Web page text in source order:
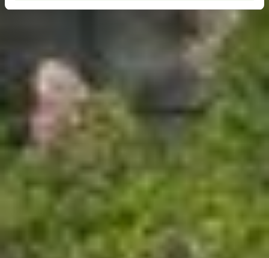
erhobenen Daten in den USA durch Google und
Indem Sie auf "Gerne Alle annehmen" oder
Präferenzen, Statistiken oder Marketing ankreuzen und
auf „Auswahl manuell festlegen“ klicken, willigen Sie
zugleich gem. Art. 49 Abs. 1 S. 1 lit. a DSGVO ein, dass
Ihre Daten in den USA verarbeitet werden. Die USA
werden vom Europäischen Gerichtshof als ein Land mit
einem nach EU-Standards unzureichendem
Datenschutzniveau eingeschätzt. Es besteht
insbesondere das Risiko, dass Ihre Daten durch US-
Behörden, zu Kontroll- und zu Überwachungszwecken,
möglicherweise auch ohne Rechtsbehelfsmöglichkeiten,
manuell festlegen" klicken und keine der optionalen
Boxen (Präferenzen, Statistiken oder Marketing
ausgewählt haben, findet die vorgehend beschriebene
Übermittlung nicht statt. Weitere Informationen erhalten
Ausführlich informieren wir Sie darüber gerne hier: